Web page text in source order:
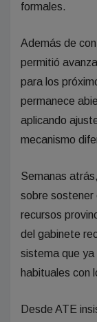
formales.
Además de
permitió
para los
permanece
aplicando
mecanismo
Semanas
sobre sostener
recursos
del gabinete
sistema que
habituales con
Desde ATE